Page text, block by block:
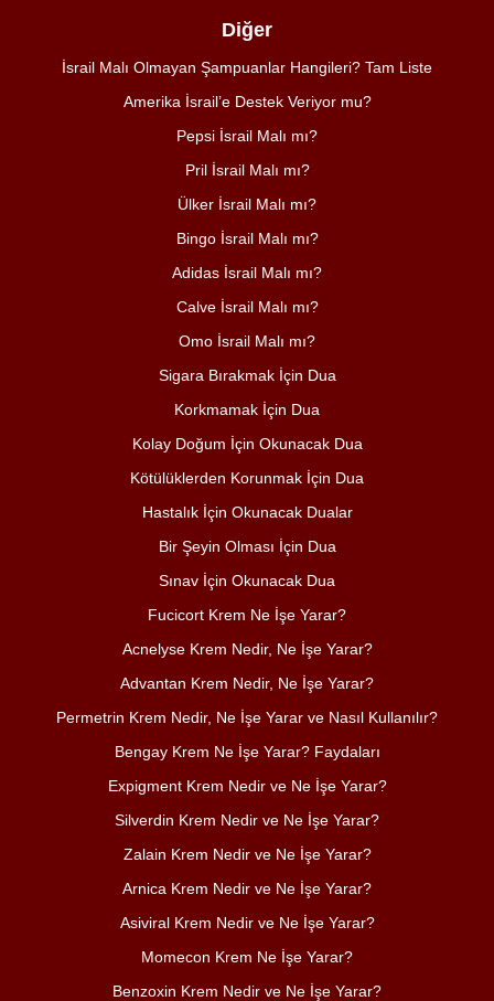
Diğer
İsrail Malı Olmayan Şampuanlar Hangileri? Tam Liste
Amerika İsrail’e Destek Veriyor mu?
Pepsi İsrail Malı mı?
Pril İsrail Malı mı?
Ülker İsrail Malı mı?
Bingo İsrail Malı mı?
Adidas İsrail Malı mı?
Calve İsrail Malı mı?
Omo İsrail Malı mı?
Sigara Bırakmak İçin Dua
Korkmamak İçin Dua
Kolay Doğum İçin Okunacak Dua
Kötülüklerden Korunmak İçin Dua
Hastalık İçin Okunacak Dualar
Bir Şeyin Olması İçin Dua
Sınav İçin Okunacak Dua
Fucicort Krem Ne İşe Yarar?
Acnelyse Krem Nedir, Ne İşe Yarar?
Advantan Krem Nedir, Ne İşe Yarar?
Permetrin Krem Nedir, Ne İşe Yarar ve Nasıl Kullanılır?
Bengay Krem Ne İşe Yarar? Faydaları
Expigment Krem Nedir ve Ne İşe Yarar?
Silverdin Krem Nedir ve Ne İşe Yarar?
Zalain Krem Nedir ve Ne İşe Yarar?
Arnica Krem Nedir ve Ne İşe Yarar?
Asiviral Krem Nedir ve Ne İşe Yarar?
Momecon Krem Ne İşe Yarar?
Benzoxin Krem Nedir ve Ne İşe Yarar?